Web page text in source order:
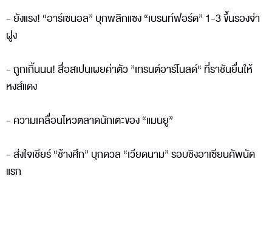
- ยังแรง! “อาร์เซนอล” บุกพลิกแซง “เบรนท์ฟอร์ด” 1-3 ขึ้นรองจ่า
ฝูง
- ถูกเกิ้นนน! สื่อสเปนเผยค่าตัว ”เทรนต์อาร์โนลด์“ ที่ราชันยื่นให้
หงส์แดง
- ความเคลื่อนไหวตลาดนักเตะของ “แมนยู”
- ส่งใจเชียร์ “ช้างศึก” บุกดวล “เวียดนาม” รอบชิงอาเซียนคัพนัด
แรก